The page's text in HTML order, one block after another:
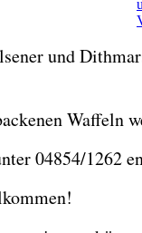
und
04854/1262